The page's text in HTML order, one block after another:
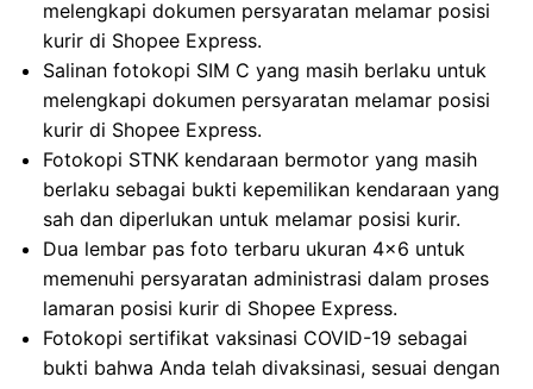
melengkapi dokumen persyaratan melamar posisi
kurir di Shopee Express.
Salinan fotokopi SIM C yang masih berlaku untuk
melengkapi dokumen persyaratan melamar posisi
kurir di Shopee Express.
Fotokopi STNK kendaraan bermotor yang masih
berlaku sebagai bukti kepemilikan kendaraan yang
sah dan diperlukan untuk melamar posisi kurir.
Dua lembar pas foto terbaru ukuran 4×6 untuk
memenuhi persyaratan administrasi dalam proses
lamaran posisi kurir di Shopee Express.
Fotokopi sertifikat vaksinasi COVID-19 sebagai
bukti bahwa Anda telah divaksinasi, sesuai dengan